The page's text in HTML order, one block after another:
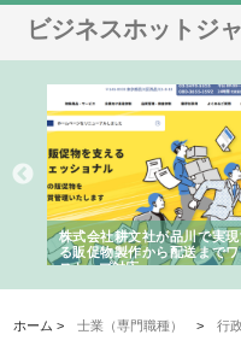
ビジネスホットジ
株式会社耕文社が品川で実現
る販促物製作から配送までワ
ストップ対応
ホーム >士業（専門職種） >行